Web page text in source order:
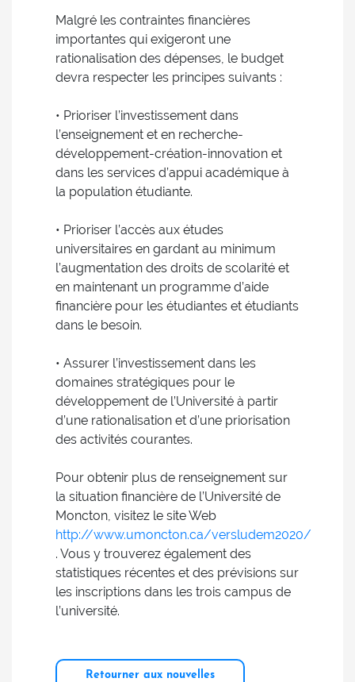
Malgré les contraintes financières
importantes qui exigeront une
rationalisation des dépenses, le budget
devra respecter les principes suivants :
• Prioriser l’investissement dans
l’enseignement et en recherche-
développement-création-innovation et
dans les services d’appui académique à
la population étudiante.
• Prioriser l’accès aux études
universitaires en gardant au minimum
l’augmentation des droits de scolarité et
en maintenant un programme d’aide
financière pour les étudiantes et étudiants
dans le besoin.
• Assurer l’investissement dans les
domaines stratégiques pour le
développement de l’Université à partir
d’une rationalisation et d’une priorisation
des activités courantes.
Pour obtenir plus de renseignement sur
la situation financière de l’Université de
Moncton, visitez le site Web
http://www.umoncton.ca/versludem2020/
. Vous y trouverez également des
statistiques récentes et des prévisions sur
les inscriptions dans les trois campus de
l’université.
Retourner aux nouvelles